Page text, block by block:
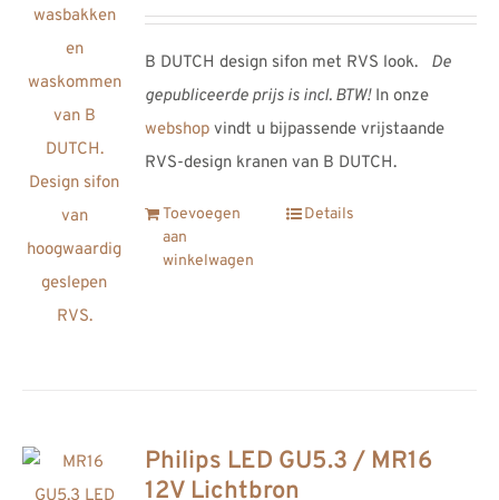
B DUTCH design sifon met RVS look. De
gepubliceerde prijs is incl. BTW!In onze
webshop vindt u bijpassende vrijstaande
RVS-design kranen van B DUTCH.
Toevoegen
aan
winkelwagen
Details
Philips LED GU5.3 / MR16
12V Lichtbron